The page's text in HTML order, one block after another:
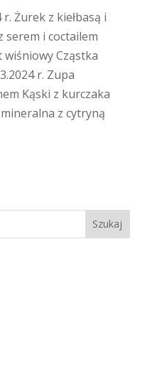
r. Żurek z kiełbasą i
serem i coctailem
Cząstka
r. Zupa
Kąski z kurczaka
z cytryną